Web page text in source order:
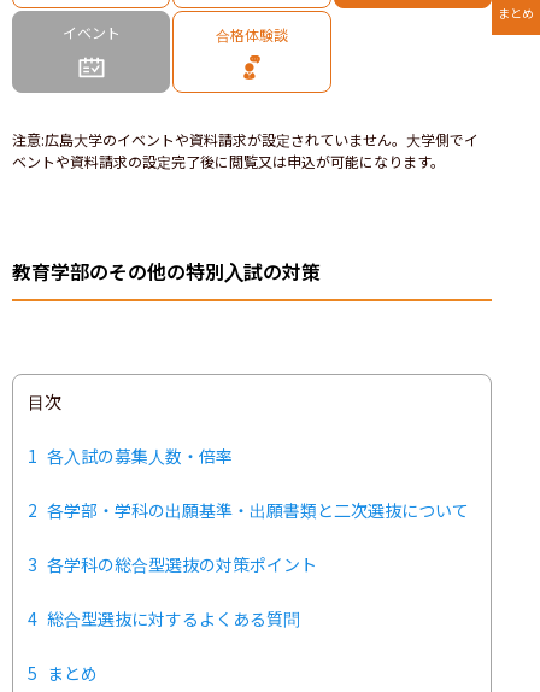
イベント 合格体験談
注意:広島大学のイベントや資料請求が設定されていません。大学側でイ
ベントや資料請求の設定完了後に閲覧又は申込が可能になります。
教育学部のその他の特別入試の対策
目次
1 各入試の募集人数・倍率
2 各学部・学科の出願基準・出願書類と二次選抜について
3 各学科の総合型選抜の対策ポイント
4 総合型選抜に対するよくある質問
5 まとめ
まとめ